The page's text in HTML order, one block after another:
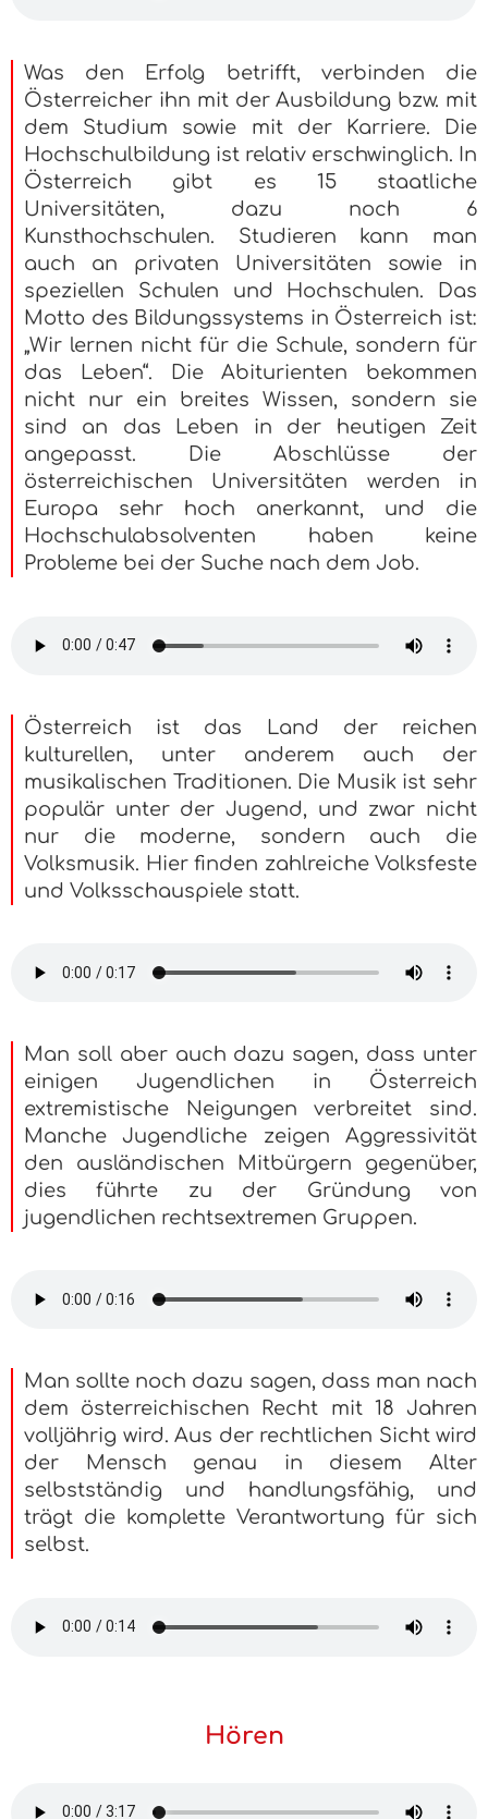
Was den Erfolg betrifft, verbinden die
Österreicher ihn mit der Ausbildung bzw. mit
dem Studium sowie mit der Karriere. Die
Hochschulbildung ist relativ erschwinglich. In
Österreich gibt es 15 staatliche
Universitäten, dazu noch 6
Kunsthochschulen. Studieren kann man
auch an privaten Universitäten sowie in
speziellen Schulen und Hochschulen. Das
Motto des Bildungssystems in Österreich ist:
„Wir lernen nicht für die Schule, sondern für
das Leben“. Die Abiturienten bekommen
nicht nur ein breites Wissen, sondern sie
sind an das Leben in der heutigen Zeit
angepasst. Die Abschlüsse der
österreichischen Universitäten werden in
Europa sehr hoch anerkannt, und die
Hochschulabsolventen haben keine
Probleme bei der Suche nach dem Job.
Österreich ist das Land der reichen
kulturellen, unter anderem auch der
musikalischen Traditionen. Die Musik ist sehr
populär unter der Jugend, und zwar nicht
nur die moderne, sondern auch die
Volksmusik. Hier finden zahlreiche Volksfeste
und Volksschauspiele statt.
Man soll aber auch dazu sagen, dass unter
einigen Jugendlichen in Österreich
extremistische Neigungen verbreitet sind.
Manche Jugendliche zeigen Aggressivität
den ausländischen Mitbürgern gegenüber,
dies führte zu der Gründung von
jugendlichen rechtsextremen Gruppen.
Man sollte noch dazu sagen, dass man nach
dem österreichischen Recht mit 18 Jahren
volljährig wird. Aus der rechtlichen Sicht wird
der Mensch genau in diesem Alter
selbstständig und handlungsfähig, und
trägt die komplette Verantwortung für sich
selbst.
Hören